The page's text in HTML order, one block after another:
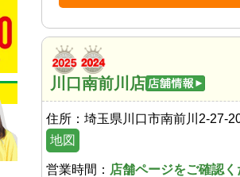
川口南前川店
住所： 埼玉県川口市南前川2-27-
地図
営業時間： 店舗ページをご確認